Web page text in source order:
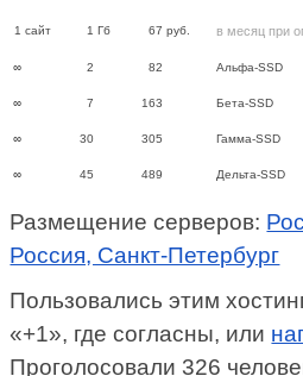
1 сайт 1 Гб 67 руб. в месяц при
∞ 2 82 Альфа-SSD
∞ 7 163 Бета-SSD
∞ 30 305 Гамма-SSD
∞ 45 489 Дельта-SSD
Размещение серверов:
Россия, Санкт-Петербург
Пользовались этим
«+1», где согласны, или
Проголосовали 326